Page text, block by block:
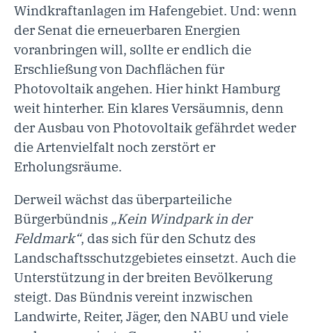
Windkraftanlagen im Hafengebiet. Und: wenn
der Senat die erneuerbaren Energien
voranbringen will, sollte er endlich die
Erschließung von Dachflächen für
Photovoltaik angehen. Hier hinkt Hamburg
weit hinterher. Ein klares Versäumnis, denn
der Ausbau von Photovoltaik gefährdet weder
die Artenvielfalt noch zerstört er
Erholungsräume.
Derweil wächst das überparteiliche
Bürgerbündnis „Kein Windpark in der
Feldmark“, das sich für den Schutz des
Landschaftsschutzgebietes einsetzt. Auch die
Unterstützung in der breiten Bevölkerung
steigt. Das Bündnis vereint inzwischen
Landwirte, Reiter, Jäger, den NABU und viele